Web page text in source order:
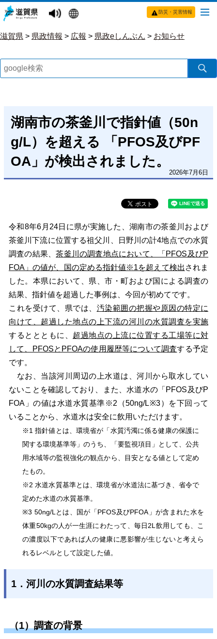
防災・災害情報
滋賀県 > 県政情報 > 広報 > 県政eしんぶん > お知らせ
湖南市の茶釜川で指針値（50n
g/L）を超える 「PFOS及びPF
OA」が検出されました。
2026年7月6日
令和8年6月24日に県が実施した、湖南市の茶釜川および
茶釜川下流に位置する祖父川、日野川の計4地点での水質
調査の結果、茶釜川の調査地点において、「PFOS及びP
FOA」の値が、国の定める指針値※1を超えて検出 されま
した。本県において、県、市・町および国による調査の
結果、指針値を超過した事例は、今回が初めてです。
これを受けて、県では、 汚染範囲の把握や原因の特定に
向けて、超過した地点の上下流の河川の水質調査を実施
するととともに、 超過地点の上流に位置する工場等に対
して、PFOSとPFOAの使用履歴等について調査する予定
です。
なお、当該河川周辺の上水道は、河川から取水してい
ないことを確認しており、また、水道水の「PFOS及びP
FOA」の値は水道水質基準※2（50ng/L※3）を下回って
いることから、水道水は安全に飲用いただけます。
※1 指針値とは、環境省が「水質汚濁に係る健康の保護に
関する環境基準等」のうち、「要監視項目」として、公共
用水域等の監視強化の観点から、目安となる値として定め
たもの。
※2 水道水質基準とは、環境省が水道法に基づき、省令で
定めた水道の水質基準。
※3 50ng/Lとは、国が「PFOS及びPFOA」が含まれた水を
体重50kgの人が一生涯にわたって、毎日2L飲用しても、こ
の濃度以下であれば人の健康に悪影響が生じないと考えら
れるレベルとして設定した値。
1．河川の水質調査結果等
（1）調査の背景